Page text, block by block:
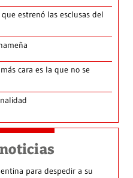
estrenó las esclusas del
cara es la que no se
para despedir a su